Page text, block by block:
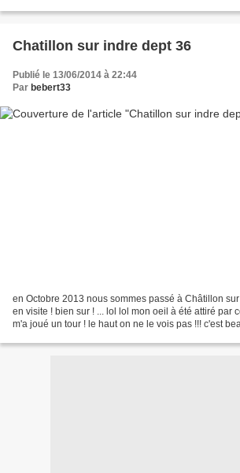
Chatillon sur indre dept 36
Publié le 13/06/2014 à 22:44
Par bebert33
en Octobre 2013 nous sommes passé à Châtillon
en visite ! bien sur ! ... lol lol mon oeil à été attiré par
m'a joué un tour ! le haut on ne le vois pas !!! c'est